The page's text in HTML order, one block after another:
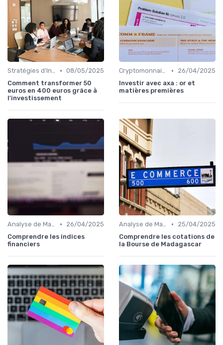
Stratégies d'Investissement en Bourse • 08/05/2025
Comment transformer 50
euros en 400 euros grâce à
l'investissement
Cryptomonnaies et Investissements Alternatifs •
26/04/2025
Investir avec axa : or et
matières premières
Analyse de Marché et Prévisions •
26/04/2025
Comprendre les indices
financiers
Analyse de Marché et Prévisions •
25/04/2025
Comprendre les cotations de
la Bourse de Madagascar